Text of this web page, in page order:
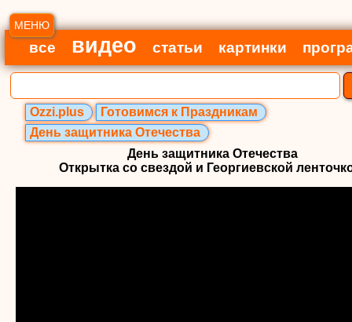
МЕНЮ
все видео статьи картинки
Ozzi.plus
Готовимся к Праздникам
День защитника Отечества
День защитника Отечества
Открытка со свездой и Георгиевской